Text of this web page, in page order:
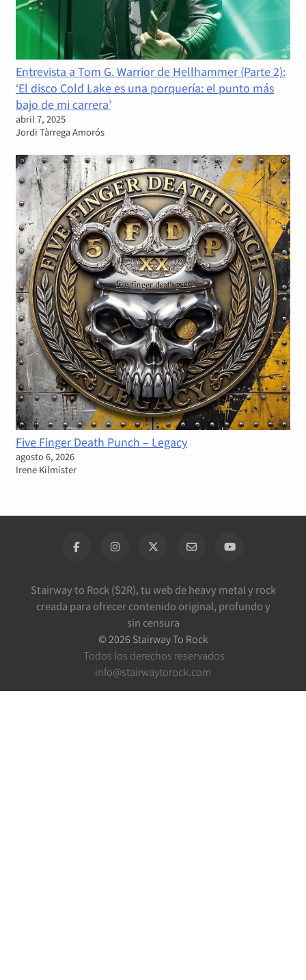
Entrevista a Tom G. Warrior de Hellhammer (Parte 2):
‘El disco Cold Lake es una porquería: el punto más
bajo de mi carrera’
abril 7, 2025
Jordi Tàrrega Amorós
Five Finger Death Punch – Legacy
agosto 6, 2026
Irene Kilmister
Stairway to Rock (S2R), tu web de heavy metal y rock
creada para ofrecer contenido original, profundo y
sin censura
© 2026 Stairway To Rock
Todos los derechos reservados
info@stairwaytorock.com